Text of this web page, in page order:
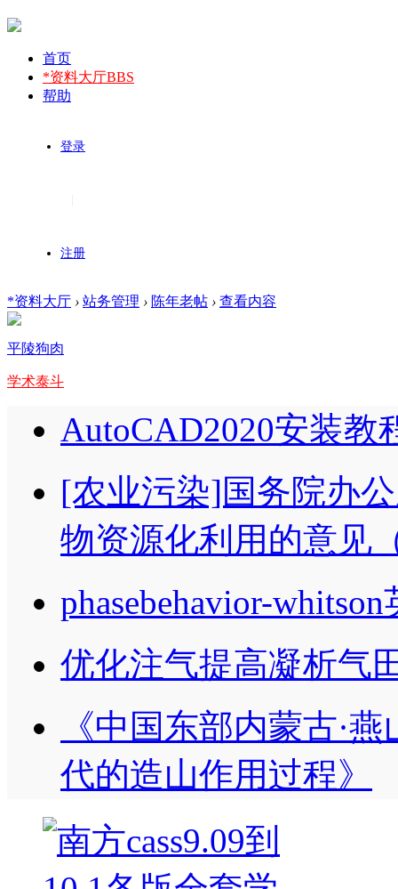
首页
*资料大厅BBS
帮助
登录
注册
*资料大厅 › 站务管理 › 陈年老帖 › 查看内容
平陵狗肉
学术泰斗
AutoCAD2020安装教
[农业污染]国务院办
物资源化利用的意见
phasebehavior-
优化注气提高凝析气
《中国东部内蒙古·
代的造山作用过程》